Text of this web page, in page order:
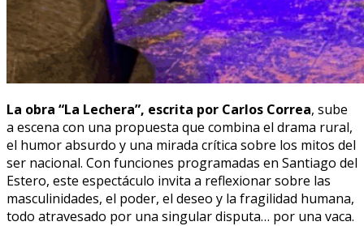
La obra “La Lechera”, escrita por Carlos Correa, sube
a escena con una propuesta que combina el drama rural,
el humor absurdo y una mirada crítica sobre los mitos del
ser nacional. Con funciones programadas en Santiago del
Estero, este espectáculo invita a reflexionar sobre las
masculinidades, el poder, el deseo y la fragilidad humana,
todo atravesado por una singular disputa… por una vaca.